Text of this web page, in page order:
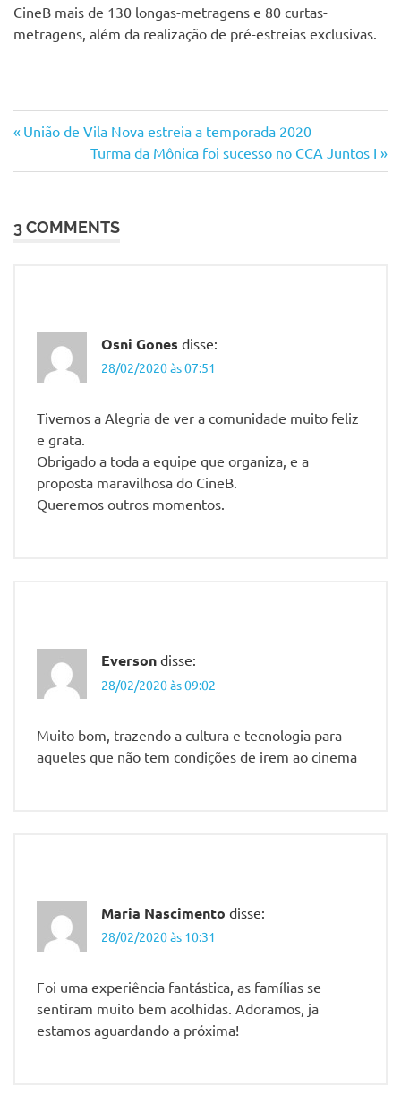
CineB mais de 130 longas-metragens e 80 curtas-
metragens, além da realização de pré-estreias exclusivas.
Produções
Centro de
Recreação
CineB
Solar
Santos
Gomes
Jardim
Riviera
Navegação
de
Previous
União de Vila Nova estreia a temporada 2020
Next
Post:
Turma da Mônica foi sucesso no CCA Juntos I
3 COMMENTS
Osni Gones disse:
28/02/2020 às 07:51
Tivemos a Alegria de ver a comunidade muito feliz
e grata.
Obrigado a toda a equipe que organiza, e a
proposta maravilhosa do CineB.
Queremos outros momentos.
Everson disse:
28/02/2020 às 09:02
Muito bom, trazendo a cultura e tecnologia para
aqueles que não tem condições de irem ao cinema
Maria Nascimento disse:
28/02/2020 às 10:31
Foi uma experiência fantástica, as famílias se
sentiram muito bem acolhidas. Adoramos, ja
estamos aguardando a próxima!